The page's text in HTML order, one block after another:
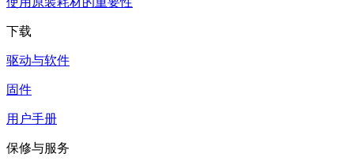
下载
驱动与软件
固件
用户手册
保修与服务